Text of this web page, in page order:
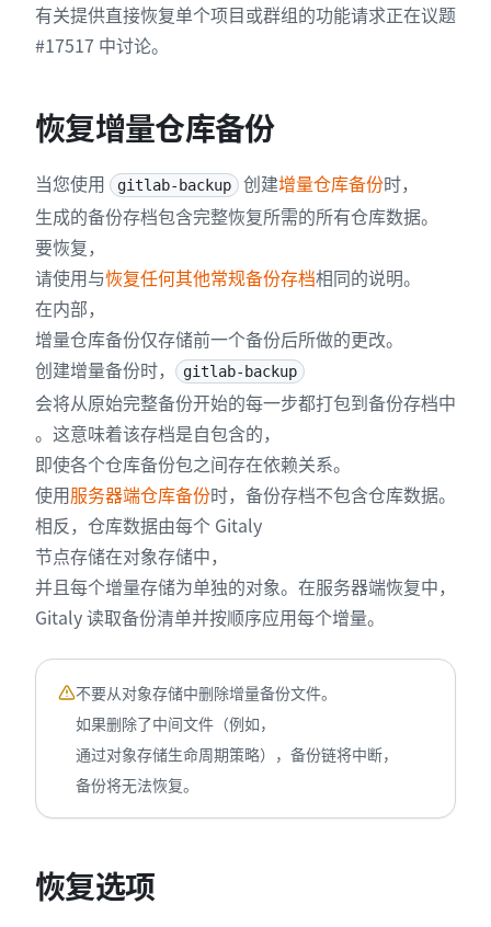
有关提供直接恢复单个项目或群组的功能请求正在议题
#17517 中讨论。
恢复增量仓库备份
当您使用 gitlab-backup 创建增量仓库备份时，
生成的备份存档包含完整恢复所需的所有仓库数据。
要恢复，
请使用与恢复任何其他常规备份存档相同的说明。
在内部，
增量仓库备份仅存储前一个备份后所做的更改。
创建增量备份时，
gitlab-backup
会将从原始完整备份开始的每一步都打包到备份存档中
。这意味着该存档是自包含的，
即使各个仓库备份包之间存在依赖关系。
使用服务器端仓库备份时，备份存档不包含仓库数据。
相反，仓库数据由每个 Gitaly
节点存储在对象存储中，
并且每个增量存储为单独的对象。在服务器端恢复中，
Gitaly 读取备份清单并按顺序应用每个增量。
不要从对象存储中删除增量备份文件。
如果删除了中间文件（例如，
通过对象存储生命周期策略），备份链将中断，
备份将无法恢复。
恢复选项